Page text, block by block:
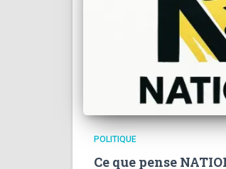
POLITIQUE
Ce que pense